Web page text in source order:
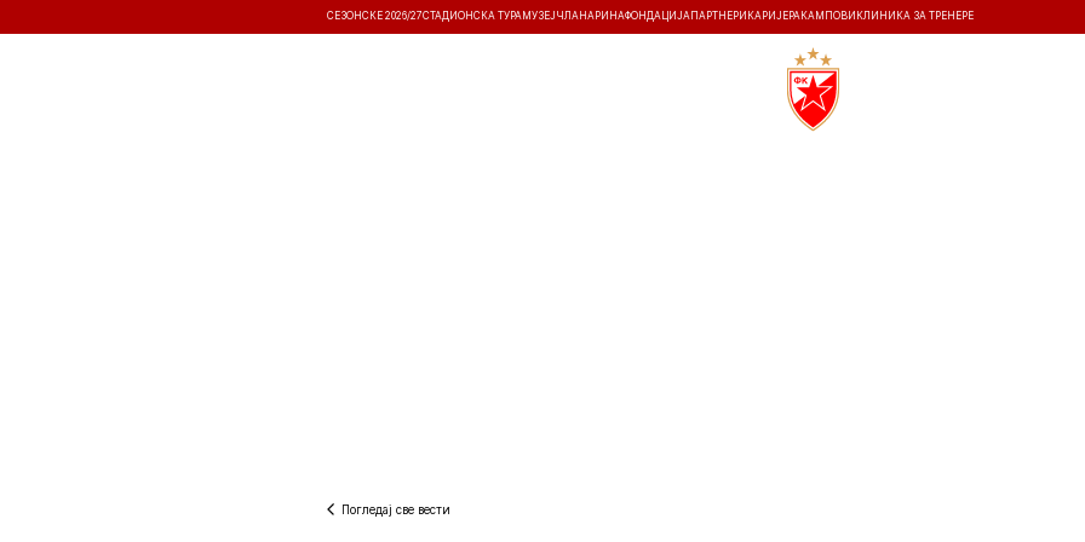
СЕЗОНСКЕ 2026/27СТАДИОНСКА ТУРА МУЗЕЈ ЧЛАНАРИНАФОНДАЦИЈА ПАРТНЕРИ КАРИЈЕРА КАМПОВИ КЛИНИКА ЗА ТРЕНЕРЕ
Погледај све вести